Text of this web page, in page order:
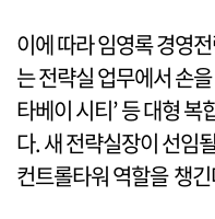
이에 따라 임영록 경영
는 전략실 업무에서 손
타베이 시티’ 등 대형
다. 새 전략실장이 선임
컨트롤타워 역할을 챙